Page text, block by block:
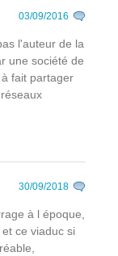
03/09/2016
l'auteur de la
une société de
fait partager
30/09/2018
à l époque,
ce viaduc si